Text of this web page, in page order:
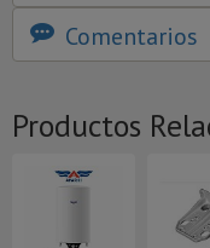
Comentarios
Productos